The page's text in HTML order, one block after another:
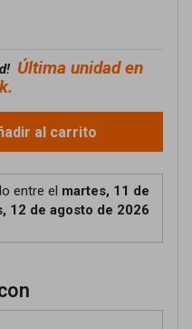
Última unidad en
al carrito
entre el martes, 11 de
12 de agosto de 2026